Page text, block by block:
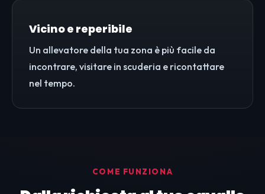
Vicino e reperibile
Un allevatore della tua zona è più facile da
incontrare, visitare in scuderia e ricontattare
nel tempo.
COME FUNZIONA